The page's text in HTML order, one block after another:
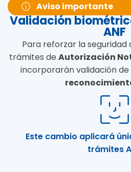
Aviso importante
Validación
ANF
Para reforzar la seguridad
trámites de Autorización
incorporarán validación
Este cambio aplicará
trámites